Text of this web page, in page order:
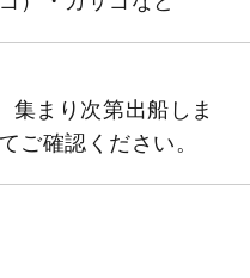
まり次第出船しま
ご確認ください。